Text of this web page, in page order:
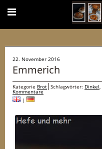
22. November 2016
Emmerich
Kategorie Brot Schlagwörter: Dinkel,
Kommentare
|